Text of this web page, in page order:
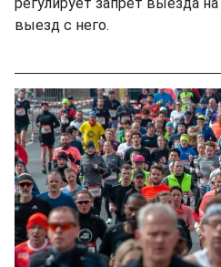
выезд с него.